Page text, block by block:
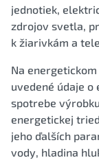
jednotiek,
zdrojov svetla,
k žiarivkám a
Na
uvedené údaje o
spotrebe
energetickej
jeho ďalších
vody, hladina